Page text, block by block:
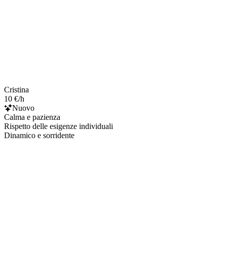
Cristina
10 €/h
Nuovo
Calma e pazienza
Rispetto delle esigenze individuali
Dinamico e sorridente